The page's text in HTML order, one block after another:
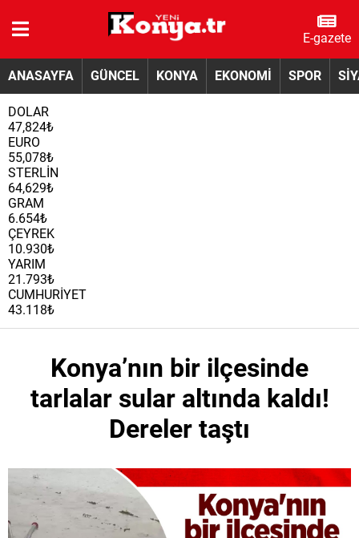
E-gazete
ANASAYFA GÜNCEL KONYA EKONOMİ SPOR
DOLAR
47,824₺
EURO
55,078₺
STERLİN
64,629₺
GRAM
6.654₺
ÇEYREK
10.930₺
YARIM
21.793₺
CUMHURİYET
43.118₺
Konya’nın bir ilçesinde
tarlalar sular altında kaldı!
Dereler taştı